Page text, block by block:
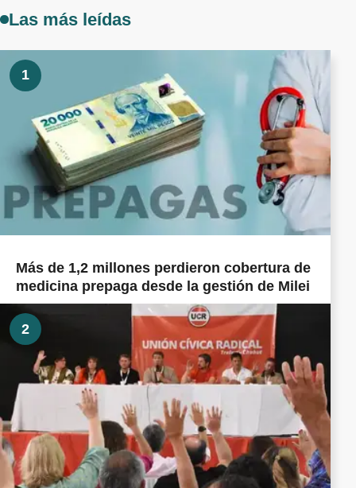
Las más leídas
1
Más de 1,2 millones perdieron cobertura de
medicina prepaga desde la gestión de Milei
2